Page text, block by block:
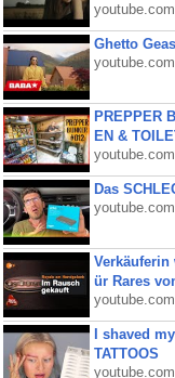
youtube.com
Ghetto
youtube.com
PREPPER
EN &
youtube.com
Das
youtube.com
ür Rares
youtube.com
I shaved
TATTOOS
youtube.com